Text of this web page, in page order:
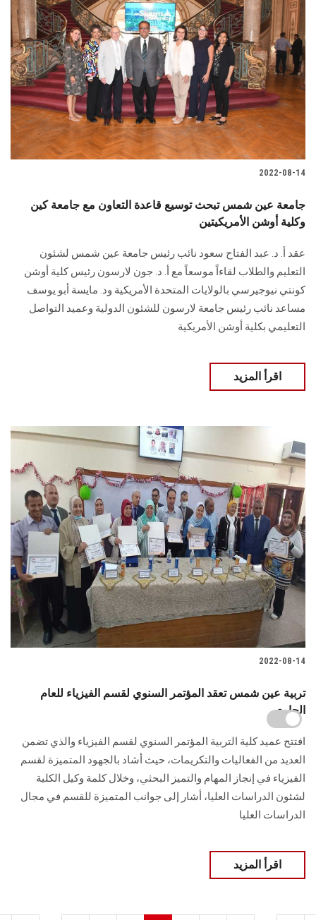
2022-08-14
جامعة عين شمس تبحث توسيع قاعدة التعاون مع جامعة كين
وكلية أوشن الأمريكيتين
عقد أ. د. عبد الفتاح سعود نائب رئيس جامعة عين شمس لشئون
التعليم والطلاب لقاءاً موسعاً مع أ. د. جون لارسون رئيس كلية أوشن
كونتي نيوجيرسي بالولايات المتحدة الأمريكية ود. مايسة أبو يوسف
مساعد نائب رئيس جامعة لارسون للشئون الدولية وعميد التواصل
التعليمي بكلية أوشن الأمريكية
اقرأ المزيد
2022-08-14
تربية عين شمس تعقد المؤتمر السنوي لقسم الفيزياء للعام
الجاري
افتتح عميد كلية التربية المؤتمر السنوي لقسم الفيزياء والذي تضمن
العديد من الفعاليات والتكريمات، حيث أشاد بالجهود المتميزة لقسم
الفيزياء في إنجاز المهام والتميز البحثي، وخلال كلمة وكيل الكلية
لشئون الدراسات العليا، أشار إلى جوانب المتميزة للقسم في مجال
الدراسات العليا
اقرأ المزيد